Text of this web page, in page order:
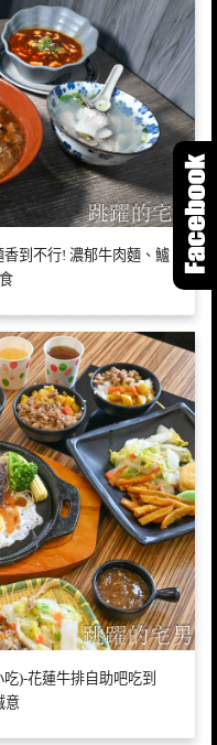
到不行! 濃郁牛肉麵、鱸
)-花蓮牛排自助吧吃到
意